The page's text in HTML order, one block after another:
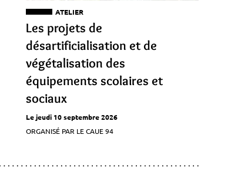
ATELIER
Les projets de
désartificialisation et de
végétalisation des
équipements scolaires et
sociaux
Le jeudi 10 septembre 2026
ORGANISÉ PAR LE CAUE 94